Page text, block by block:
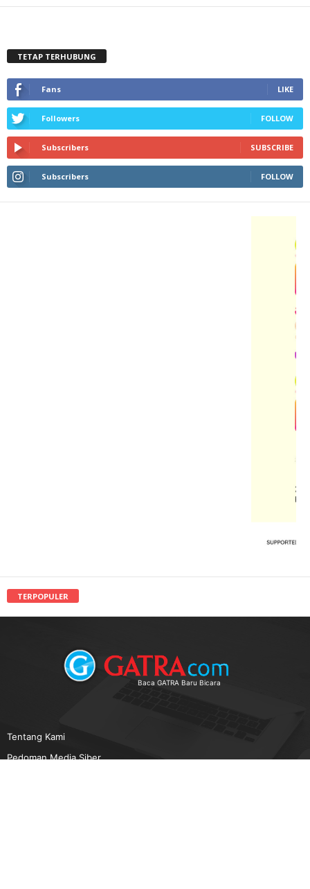
TETAP TERHUBUNG
Fans LIKE
Followers FOLLOW
Subscribers SUBSCRIBE
Subscribers FOLLOW
TERPOPULER
Baca GATRA Baru Bicara
Tentang Kami
Pedoman Media Siber